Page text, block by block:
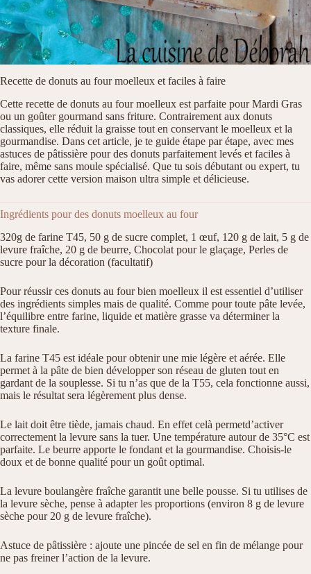
Recette de donuts au four moelleux et faciles à faire
Cette recette de donuts au four moelleux est parfaite pour Mardi Gras
ou un goûter gourmand sans friture. Contrairement aux donuts
classiques, elle réduit la graisse tout en conservant le moelleux et la
gourmandise. Dans cet article, je te guide étape par étape, avec mes
astuces de pâtissière pour des donuts parfaitement levés et faciles à
faire, même sans moule spécialisé. Que tu sois débutant ou expert, tu
vas adorer cette version maison ultra simple et délicieuse.
Ingrédients pour des donuts moelleux au four
320g de farine T45, 50 g de sucre complet, 1 œuf, 120 g de lait, 5 g de
levure fraîche, 20 g de beurre, Chocolat pour le glaçage, Perles de
sucre pour la décoration (facultatif)
Pour réussir ces donuts au four bien moelleux il est essentiel d’utiliser
des ingrédients simples mais de qualité. Comme pour toute pâte levée,
l’équilibre entre farine, liquide et matière grasse va déterminer la
texture finale.
La farine T45 est idéale pour obtenir une mie légère et aérée. Elle
permet à la pâte de bien développer son réseau de gluten tout en
gardant de la souplesse. Si tu n’as que de la T55, cela fonctionne aussi,
mais le résultat sera légèrement plus dense.
Le lait doit être tiède, jamais chaud. En effet celà permetd’activer
correctement la levure sans la tuer. Une température autour de 35°C est
parfaite. Le beurre apporte le fondant et la gourmandise. Choisis-le
doux et de bonne qualité pour un goût optimal.
La levure boulangère fraîche garantit une belle pousse. Si tu utilises de
la levure sèche, pense à adapter les proportions (environ 8 g de levure
sèche pour 20 g de levure fraîche).
Astuce de pâtissière : ajoute une pincée de sel en fin de mélange pour
ne pas freiner l’action de la levure.